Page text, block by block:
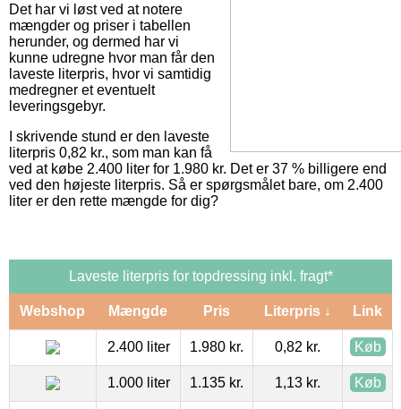
Det har vi løst ved at notere
mængder og priser i tabellen
herunder, og dermed har vi
kunne udregne hvor man får den
laveste literpris, hvor vi samtidig
medregner et eventuelt
leveringsgebyr.
I skrivende stund er den laveste
literpris 0,82 kr., som man kan få
ved at købe 2.400 liter for 1.980 kr. Det er 37 % billigere end
ved den højeste literpris. Så er spørgsmålet bare, om 2.400
liter er den rette mængde for dig?
Laveste literpris for topdressing inkl. fragt*
Webshop Mængde Pris Literpris ↓ Link
2.400 liter 1.980 kr. 0,82 kr. Køb
1.000 liter 1.135 kr. 1,13 kr. Køb